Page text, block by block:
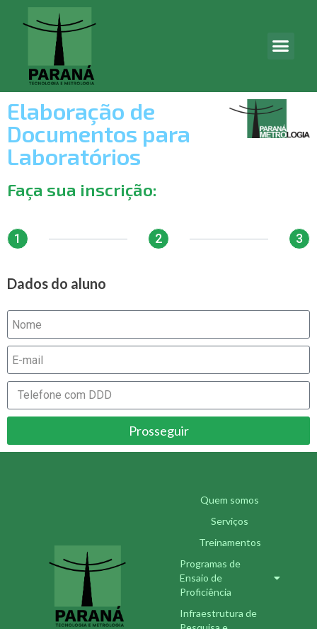
Elaboração de
Documentos para
Laboratórios
Faça sua inscrição:
1 2 3
Dados do aluno
Prosseguir
Quem somos
Serviços
Treinamentos
Programas de
Ensaio de
Proficiência
Infraestrutura de